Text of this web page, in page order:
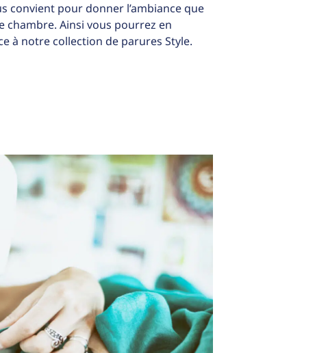
convient pour donner l’ambiance que
chambre. Ainsi vous pourrez en
à notre collection de parures Style.